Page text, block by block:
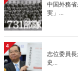
中国外務
実」...
4
志位委員
史...